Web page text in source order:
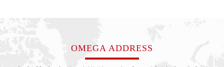
OMEGA ADDRESS